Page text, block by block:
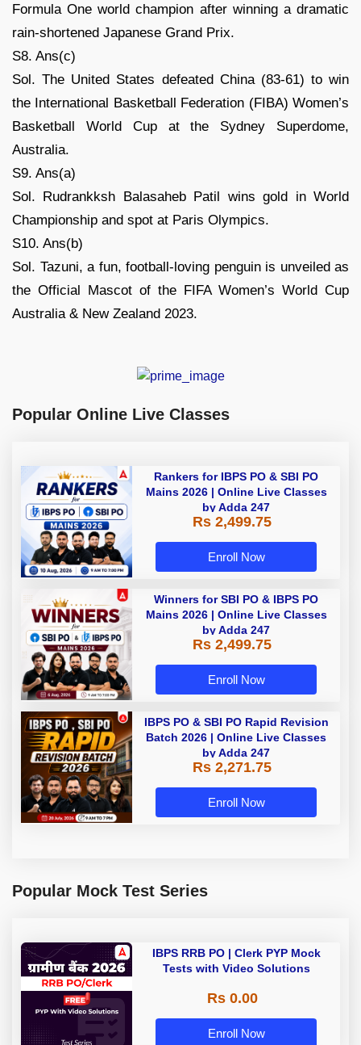
Formula One world champion after winning a dramatic
rain-shortened Japanese Grand Prix.
S8. Ans(c)
Sol. The United States defeated China (83-61) to win
the International Basketball Federation (FIBA) Women’s
Basketball World Cup at the Sydney Superdome,
Australia.
S9. Ans(a)
Sol. Rudrankksh Balasaheb Patil wins gold in World
Championship and spot at Paris Olympics.
S10. Ans(b)
Sol. Tazuni, a fun, football-loving penguin is unveiled as
the Official Mascot of the FIFA Women’s World Cup
Australia & New Zealand 2023.
Popular Online Live Classes
Rankers for IBPS PO & SBI PO
Mains 2026 | Online Live Classes
by Adda 247
Rs 2,499.75
Enroll Now
Winners for SBI PO & IBPS PO
Mains 2026 | Online Live Classes
by Adda 247
Rs 2,499.75
Enroll Now
IBPS PO & SBI PO Rapid Revision
Batch 2026 | Online Live Classes
by Adda 247
Rs 2,271.75
Enroll Now
Popular Mock Test Series
IBPS RRB PO | Clerk PYP Mock
Tests with Video Solutions
Rs 0.00
Enroll Now